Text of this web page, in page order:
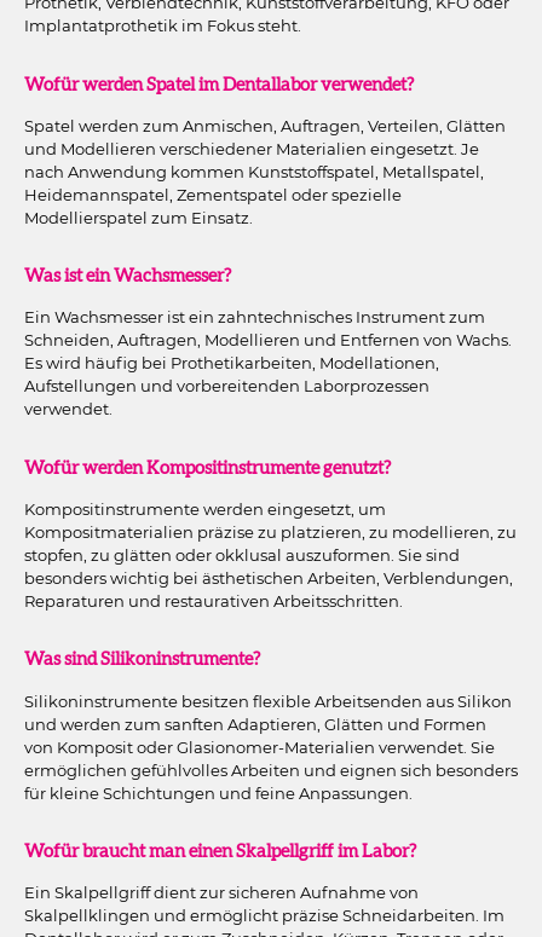
Implantatprothetik im Fokus steht.
Wofür werden Spatel im Dentallabor verwendet?
Spatel werden zum Anmischen, Auftragen, Verteilen, Glätten
und Modellieren verschiedener Materialien eingesetzt. Je
nach Anwendung kommen Kunststoffspatel, Metallspatel,
Heidemannspatel, Zementspatel oder spezielle
Modellierspatel zum Einsatz.
Was ist ein Wachsmesser?
Ein Wachsmesser ist ein zahntechnisches Instrument zum
Schneiden, Auftragen, Modellieren und Entfernen von Wachs.
Es wird häufig bei Prothetikarbeiten, Modellationen,
Aufstellungen und vorbereitenden Laborprozessen
verwendet.
Wofür werden Kompositinstrumente genutzt?
Kompositinstrumente werden eingesetzt, um
Kompositmaterialien präzise zu platzieren, zu modellieren, zu
stopfen, zu glätten oder okklusal auszuformen. Sie sind
besonders wichtig bei ästhetischen Arbeiten, Verblendungen,
Reparaturen und restaurativen Arbeitsschritten.
Was sind Silikoninstrumente?
Silikoninstrumente besitzen flexible Arbeitsenden aus Silikon
und werden zum sanften Adaptieren, Glätten und Formen
von Komposit oder Glasionomer-Materialien verwendet. Sie
ermöglichen gefühlvolles Arbeiten und eignen sich besonders
für kleine Schichtungen und feine Anpassungen.
Wofür braucht man einen Skalpellgriff im Labor?
Ein Skalpellgriff dient zur sicheren Aufnahme von
Skalpellklingen und ermöglicht präzise Schneidarbeiten. Im